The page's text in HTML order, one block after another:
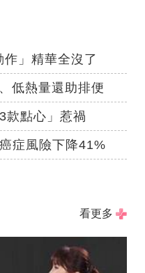
」精華全沒了
低熱量還助排便
款點心」惹禍
症風險下降41%
看更多